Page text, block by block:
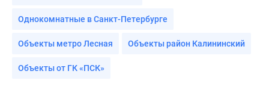
Однокомнатные в Санкт-Петербурге
Объекты метро Лесная Объекты район Калининский
Объекты от ГК «ПСК»